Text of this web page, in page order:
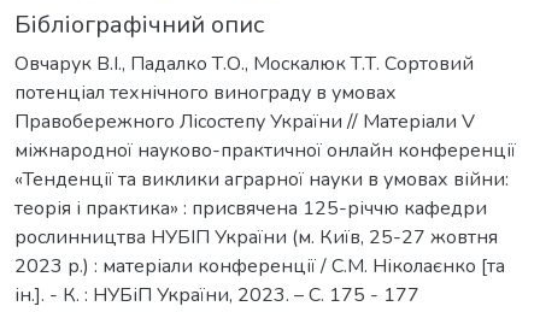
Бібліографічний опис
Овчарук В.І., Падалко Т.О., Москалюк Т.Т. Сортовий
потенціал технічного винограду в умовах
Правобережного Лісостепу України // Матеріали V
міжнародної науково-практичної онлайн конференції
«Тенденції та виклики аграрної науки в умовах війни:
теорія і практика» : присвячена 125-річчю кафедри
рослинництва НУБІП України (м. Київ, 25-27 жовтня
2023 р.) : матеріали конференції / С.М. Ніколаєнко [та
ін.]. - К. : НУБіП України, 2023. – С. 175 - 177